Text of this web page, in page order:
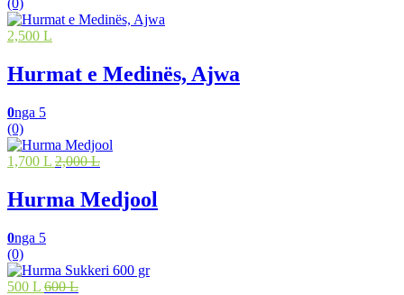
(0)
2,500 L
Hurmat e Medinës, Ajwa
0nga 5
(0)
1,700 L 2,000 L
Hurma Medjool
0nga 5
(0)
500 L 600 L